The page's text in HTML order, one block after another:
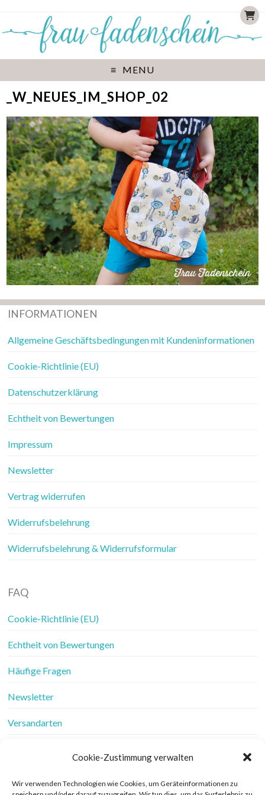
Cookie-Zustimmung verwalten
Wir verwenden Technologien wie Cookies, um Geräteinformationen zu
MENU
_W_NEUES_IM_SHOP_02
INFORMATIONEN
Allgemeine Geschäftsbedingungen mit Kundeninformationen
Cookie-Richtlinie (EU)
Datenschutzerklärung
Echtheit von Bewertungen
Impressum
Newsletter
Vertrag widerrufen
Widerrufsbelehrung
Widerrufsbelehrung & Widerrufsformular
FAQ
Cookie-Richtlinie (EU)
Echtheit von Bewertungen
Häufige Fragen
Newsletter
Versandarten